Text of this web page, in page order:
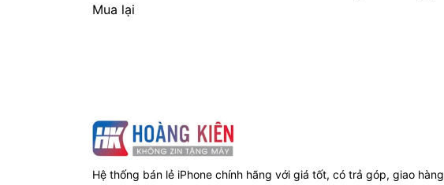
Mua lại
Hệ thống bán lẻ iPhone chính hãng với giá tốt, có trả góp, giao hàng